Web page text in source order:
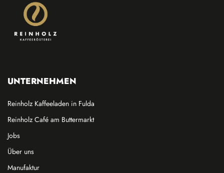
UNTERNEHMEN
Reinholz Kaffeeladen in Fulda
Reinholz Café am Buttermarkt
Jobs
Über uns
Manufaktur